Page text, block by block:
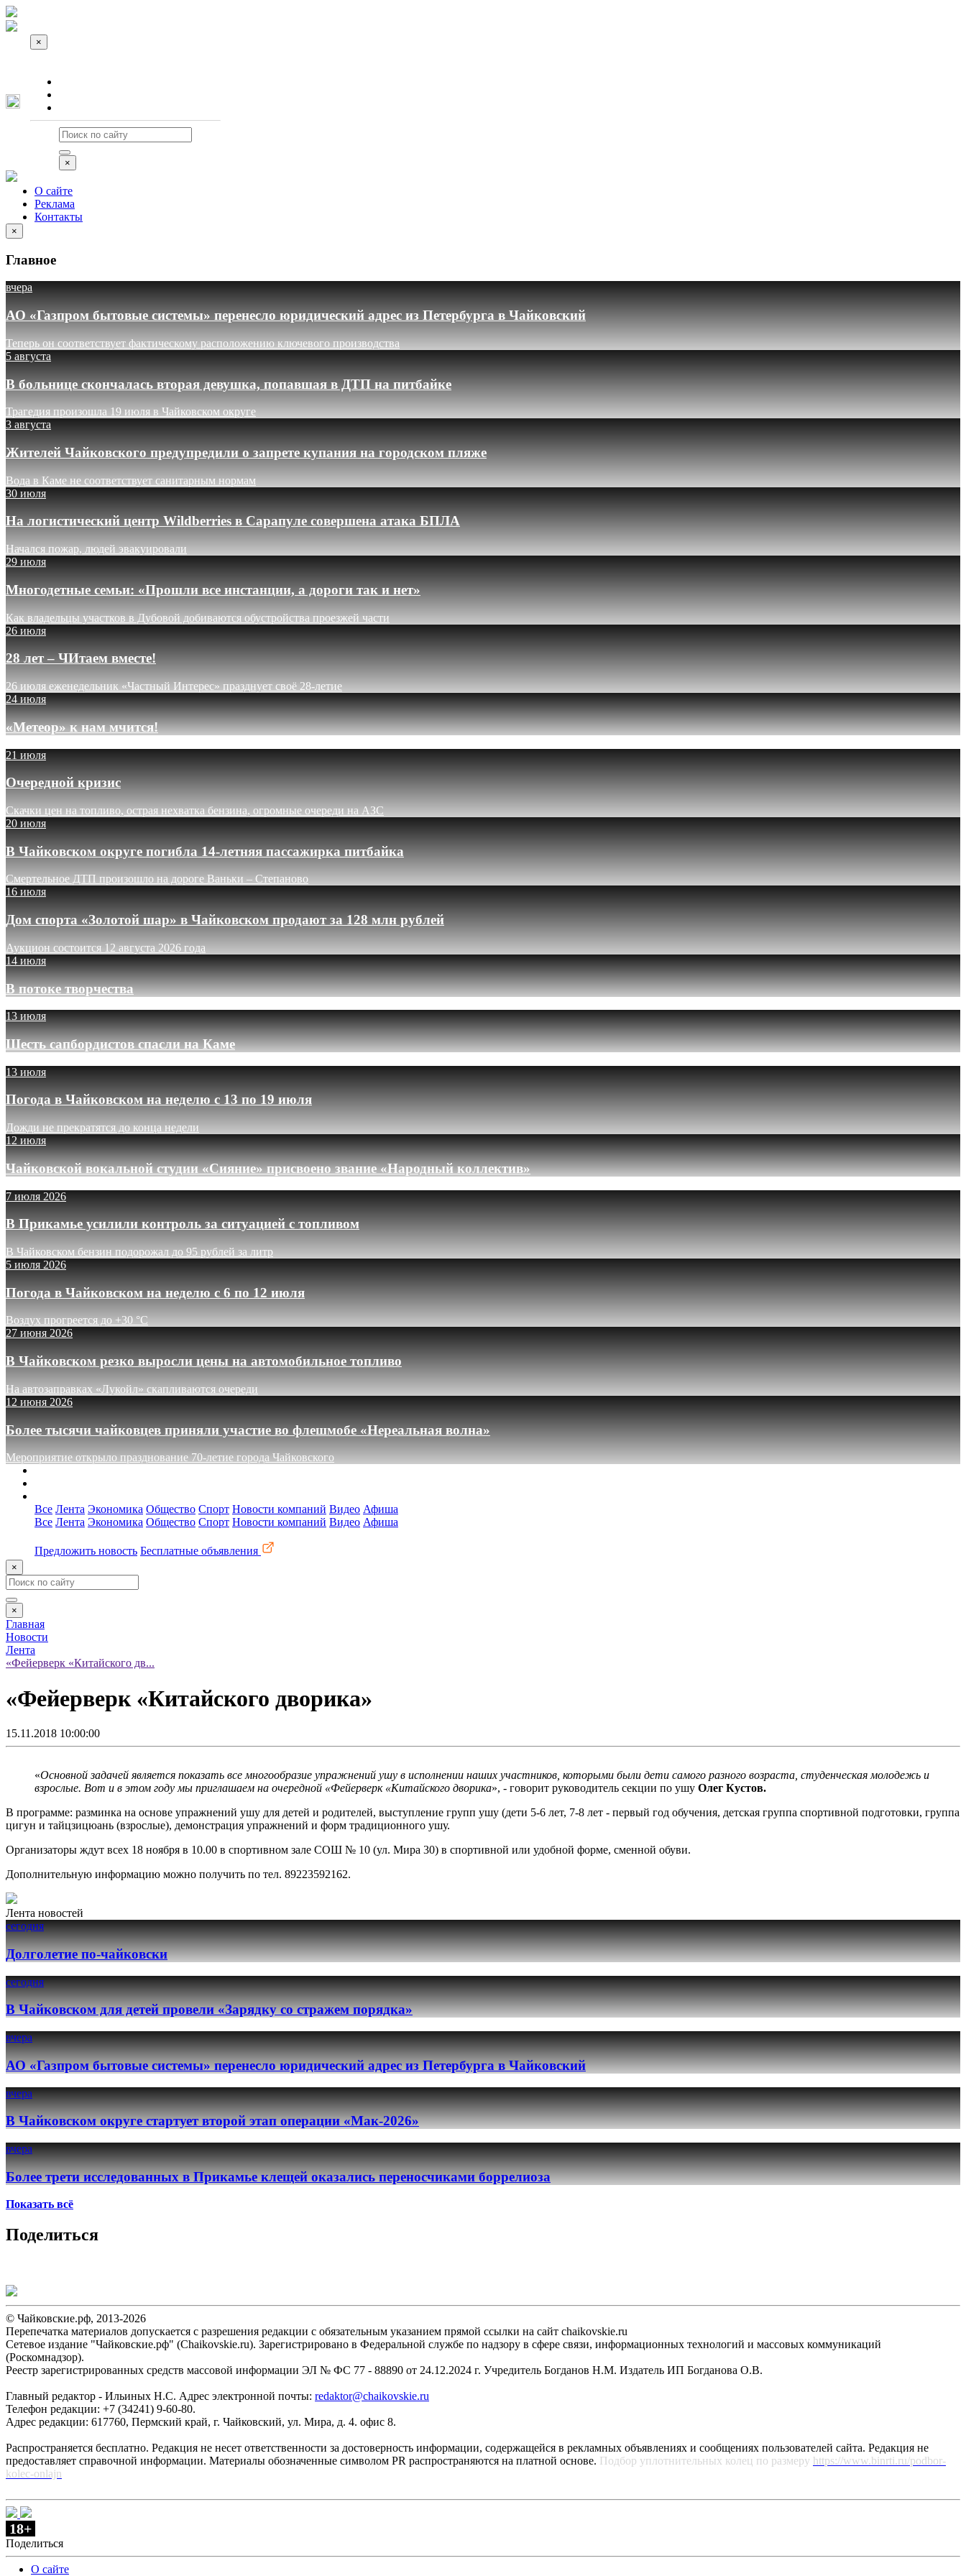
×
×
О сайте
Реклама
Контакты
×
Главное
вчера
АО «Газпром бытовые системы» перенесло юридический адрес из Петербурга в Чайковский
Теперь он соответствует фактическому расположению ключевого производства
5 августа
В больнице скончалась вторая девушка, попавшая в ДТП на питбайке
Трагедия произошла 19 июля в Чайковском округе
3 августа
Жителей Чайковского предупредили о запрете купания на городском пляже
Вода в Каме не соответствует санитарным нормам
30 июля
На логистический центр Wildberries в Сарапуле совершена атака БПЛА
Начался пожар, людей эвакуировали
29 июля
Многодетные семьи: «Прошли все инстанции, а дороги так и нет»
Как владельцы участков в Дубовой добиваются обустройства проезжей части
26 июля
28 лет – ЧИтаем вместе!
26 июля еженедельник «Частный Интерес» празднует своё 28-летие
24 июля
«Метеор» к нам мчится!
21 июля
Очередной кризис
Скачки цен на топливо, острая нехватка бензина, огромные очереди на АЗС
20 июля
В Чайковском округе погибла 14-летняя пассажирка питбайка
Смертельное ДТП произошло на дороге Ваньки – Степаново
16 июля
Дом спорта «Золотой шар» в Чайковском продают за 128 млн рублей
Аукцион состоится 12 августа 2026 года
14 июля
В потоке творчества
13 июля
Шесть сапбордистов спасли на Каме
13 июля
Погода в Чайковском на неделю с 13 по 19 июля
Дожди не прекратятся до конца недели
12 июля
Чайковской вокальной студии «Сияние» присвоено звание «Народный коллектив»
7 июля 2026
В Прикамье усилили контроль за ситуацией с топливом
В Чайковском бензин подорожал до 95 рублей за литр
5 июля 2026
Погода в Чайковском на неделю с 6 по 12 июля
Воздух прогреется до +30 °C
27 июня 2026
В Чайковском резко выросли цены на автомобильное топливо
На автозаправках «Лукойл» скапливаются очереди
12 июня 2026
Более тысячи чайковцев приняли участие во флешмобе «Нереальная волна»
Мероприятие открыло празднование 70-летие города Чайковского
Все Лента Экономика Общество Спорт Новости компаний Видео Афиша
Все Лента Экономика Общество Спорт Новости компаний Видео Афиша
Предложить новость Бесплатные объявления
×
×
Главная
Новости
Лента
«Фейерверк «Китайского дв...
«Фейерверк «Китайского дворика»
15.11.2018 10:00:00
«Основной задачей является показать все многообразие упражнений ушу в исполнении наших участников, которыми были дети самого разного возраста, студенческая молодежь и
взрослые. Вот и в этом году мы приглашаем на очередной «Фейерверк «Китайского дворика», - говорит руководитель секции по ушу Олег Кустов.
В программе: разминка на основе упражнений ушу для детей и родителей, выступление групп ушу (дети 5-6 лет, 7-8 лет - первый год обучения, детская группа спортивной подготовки, группа
цигун и тайцзицюань (взрослые), демонстрация упражнений и форм традиционного ушу.
Организаторы ждут всех 18 ноября в 10.00 в спортивном зале СОШ № 10 (ул. Мира 30) в спортивной или удобной форме, сменной обуви.
Дополнительную информацию можно получить по тел. 89223592162.
Лента новостей
сегодня
Долголетие по-чайковски
сегодня
В Чайковском для детей провели «Зарядку со стражем порядка»
вчера
АО «Газпром бытовые системы» перенесло юридический адрес из Петербурга в Чайковский
вчера
В Чайковском округе стартует второй этап операции «Мак-2026»
вчера
Более трети исследованных в Прикамье клещей оказались переносчиками боррелиоза
Показать всё
Поделиться
© Чайковские.рф, 2013-2026
Перепечатка материалов допускается с разрешения редакции с обязательным указанием прямой ссылки на сайт chaikovskie.ru
Сетевое издание "Чайковские.рф" (Chaikovskie.ru). Зарегистрировано в Федеральной службе по надзору в сфере связи, информационных технологий и массовых коммуникаций
(Роскомнадзор).
Реестр зарегистрированных средств массовой информации ЭЛ № ФС 77 - 88890 от 24.12.2024 г. Учредитель Богданов Н.М. Издатель ИП Богданова О.В.
Главный редактор - Ильиных Н.С. Адрес электронной почты: redaktor@chaikovskie.ru
Телефон редакции: +7 (34241) 9-60-80.
Адрес редакции: 617760, Пермский край, г. Чайковский, ул. Мира, д. 4. офис 8.
Распространяется бесплатно. Редакция не несет ответственности за достоверность информации, содержащейся в рекламных объявлениях и сообщениях пользователей сайта. Редакция не
предоставляет справочной информации. Материалы обозначенные символом PR распространяются на платной основе. Подбор уплотнительных колец по размеру https://www.binrti.ru/podbor-
kolec-onlajn
18+
Поделиться
О сайте